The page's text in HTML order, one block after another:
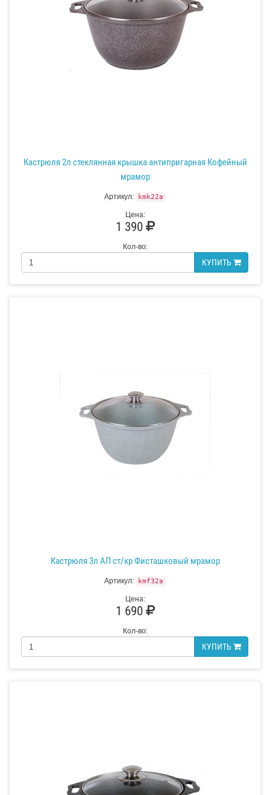
Кастрюля 2л стеклянная крышка антипригарная Кофейный
мрамор
Артикул: kmk22a
Цена:
1 390
Кол-во:
КУПИТЬ
Кастрюля 3л АП ст/кр Фисташковый мрамор
Артикул: kmf32a
Цена:
1 690
Кол-во:
КУПИТЬ